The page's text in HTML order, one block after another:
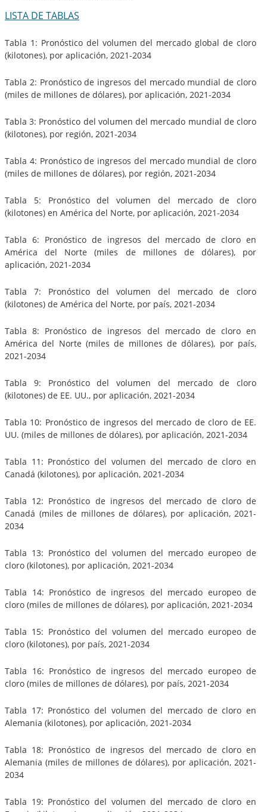
LISTA DE TABLAS
Tabla 1: Pronóstico del volumen del mercado global de cloro
(kilotones), por aplicación, 2021-2034
Tabla 2: Pronóstico de ingresos del mercado mundial de cloro
(miles de millones de dólares), por aplicación, 2021-2034
Tabla 3: Pronóstico del volumen del mercado mundial de cloro
(kilotones), por región, 2021-2034
Tabla 4: Pronóstico de ingresos del mercado mundial de cloro
(miles de millones de dólares), por región, 2021-2034
Tabla 5: Pronóstico del volumen del mercado de cloro
(kilotones) en América del Norte, por aplicación, 2021-2034
Tabla 6: Pronóstico de ingresos del mercado de cloro en
América del Norte (miles de millones de dólares), por
aplicación, 2021-2034
Tabla 7: Pronóstico del volumen del mercado de cloro
(kilotones) de América del Norte, por país, 2021-2034
Tabla 8: Pronóstico de ingresos del mercado de cloro en
América del Norte (miles de millones de dólares), por país,
2021-2034
Tabla 9: Pronóstico del volumen del mercado de cloro
(kilotones) de EE. UU., por aplicación, 2021-2034
Tabla 10: Pronóstico de ingresos del mercado de cloro de EE.
UU. (miles de millones de dólares), por aplicación, 2021-2034
Tabla 11: Pronóstico del volumen del mercado de cloro en
Canadá (kilotones), por aplicación, 2021-2034
Tabla 12: Pronóstico de ingresos del mercado de cloro de
Canadá (miles de millones de dólares), por aplicación, 2021-
2034
Tabla 13: Pronóstico del volumen del mercado europeo de
cloro (kilotones), por aplicación, 2021-2034
Tabla 14: Pronóstico de ingresos del mercado europeo de
cloro (miles de millones de dólares), por aplicación, 2021-2034
Tabla 15: Pronóstico del volumen del mercado europeo de
cloro (kilotones), por país, 2021-2034
Tabla 16: Pronóstico de ingresos del mercado europeo de
cloro (miles de millones de dólares), por país, 2021-2034
Tabla 17: Pronóstico del volumen del mercado de cloro en
Alemania (kilotones), por aplicación, 2021-2034
Tabla 18: Pronóstico de ingresos del mercado de cloro en
Alemania (miles de millones de dólares), por aplicación, 2021-
2034
Tabla 19: Pronóstico del volumen del mercado de cloro en